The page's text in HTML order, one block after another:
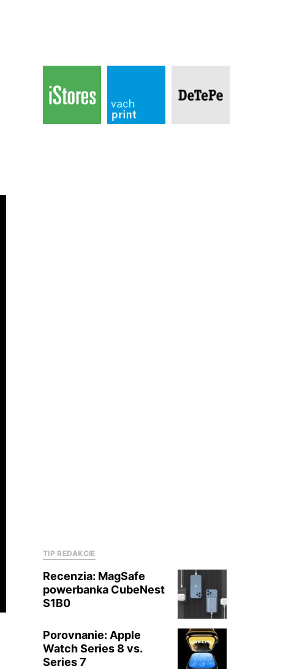
TIP REDAKCIE
Recenzia: MagSafe
powerbanka CubeNest
S1B0
Porovnanie: Apple
Watch Series 8 vs.
Series 7